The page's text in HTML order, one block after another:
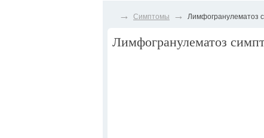
→ Симптомы → Лимфогранулематоз
Лимфогранулематоз